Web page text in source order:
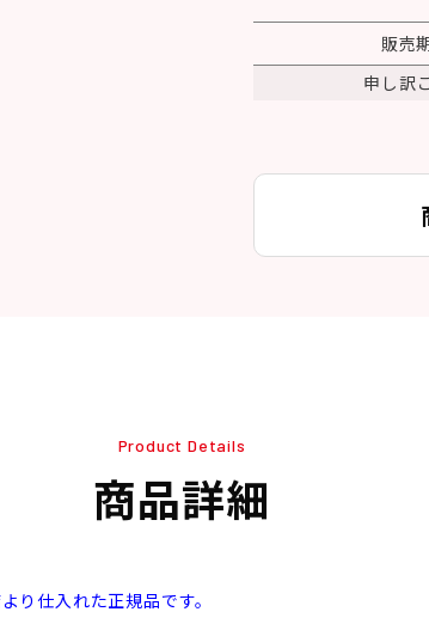
販売
申し訳
Product Details
商品詳細
り仕入れた正規品です。